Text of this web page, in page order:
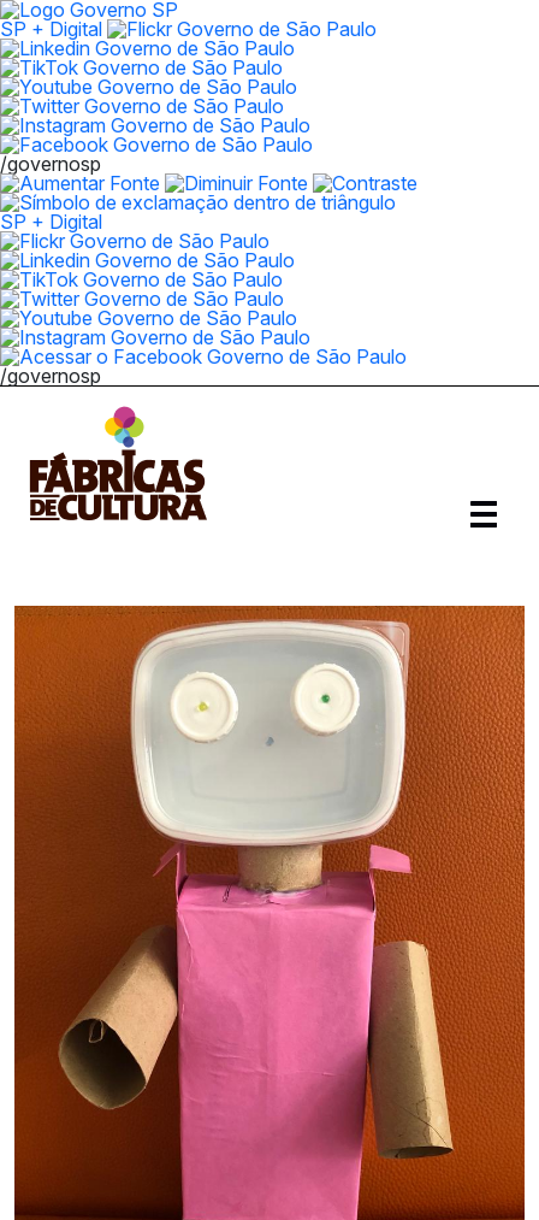
SP + Digital
/governosp
SP + Digital
/governosp